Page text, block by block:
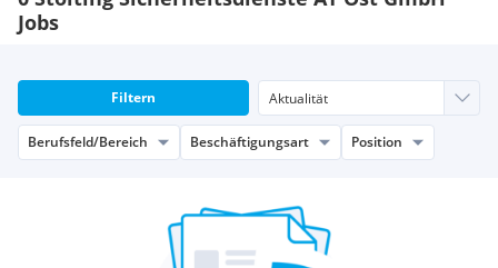
Jobs
Filtern
Berufsfeld/Bereich Beschäftigungsart Position